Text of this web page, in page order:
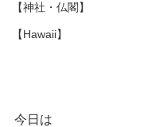
【神社・仏閣】
【Hawaii】
今日は